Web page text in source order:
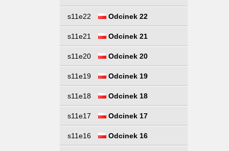
s11e22 Odcinek 22
s11e21 Odcinek 21
s11e20 Odcinek 20
s11e19 Odcinek 19
s11e18 Odcinek 18
s11e17 Odcinek 17
s11e16 Odcinek 16